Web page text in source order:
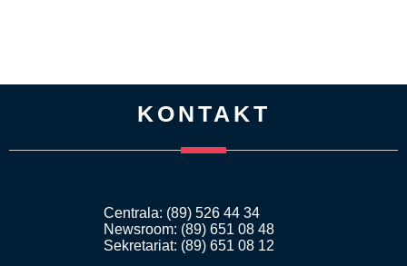
KONTAKT
Centrala: (89) 526 44 34
Newsroom: (89) 651 08 48
Sekretariat: (89) 651 08 12